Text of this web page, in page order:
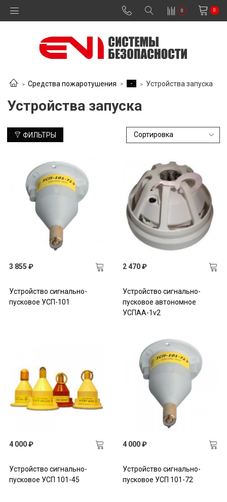
0 0
Средства пожаротушения - Устройства запуска
Устройства запуска
ФИЛЬТРЫ
3 855 ₽
Устройство сигнально-
пусковое УСП-101
2 470 ₽
Устройство сигнально-
пусковое автономное
УСПАА-1v2
4 000 ₽
Устройство сигнально-
пусковое УСП 101-45
4 000 ₽
Устройство сигнально-
пусковое УСП 101-72